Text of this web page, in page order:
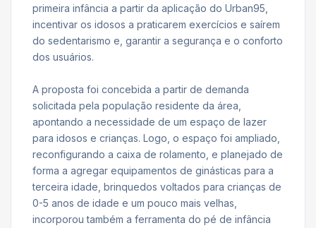
primeira infância a partir da aplicação do Urban95,
incentivar os idosos a praticarem exercícios e saírem
do sedentarismo e, garantir a segurança e o conforto
dos usuários.
A proposta foi concebida a partir de demanda
solicitada pela população residente da área,
apontando a necessidade de um espaço de lazer
para idosos e crianças. Logo, o espaço foi ampliado,
reconfigurando a caixa de rolamento, e planejado de
forma a agregar equipamentos de ginásticas para a
terceira idade, brinquedos voltados para crianças de
0-5 anos de idade e um pouco mais velhas,
incorporou também a ferramenta do pé de infância